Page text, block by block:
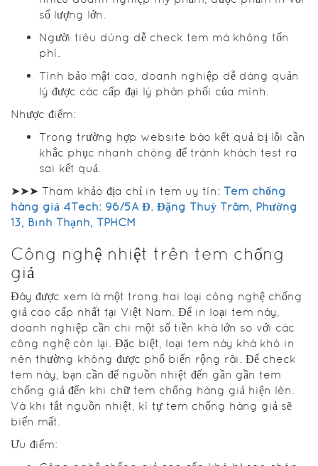
số lượng lớn.
Người tiêu dùng dễ check tem mà không tốn
phí.
Tính bảo mật cao, doanh nghiệp dễ dàng quản
lý được các cấp đại lý phân phối của mình.
Nhược điểm:
Trong trường hợp website báo kết quả bị lỗi cần
khắc phục nhanh chóng để tránh khách test ra
sai kết quả.
➤➤➤ Tham khảo địa chỉ in tem uy tín: Tem chống
hàng giả 4Tech: 96/5A Đ. Đặng Thuỳ Trâm, Phường
13, Bình Thạnh, TPHCM
Công nghệ nhiệt trên tem chống
giả
Đây được xem là một trong hai loại công nghệ chống
giả cao cấp nhất tại Việt Nam. Để in loại tem này,
doanh nghiệp cần chi một số tiền khá lớn so với các
công nghệ còn lại. Đặc biệt, loại tem này khá khó in
nên thường không được phổ biến rộng rãi. Để check
tem này, bạn cần để nguồn nhiệt đến gần gần tem
chống giả đến khi chữ tem chống hàng giả hiện lên.
Và khi tắt nguồn nhiệt, kí tự tem chống hàng giả sẽ
biến mất.
Ưu điểm: